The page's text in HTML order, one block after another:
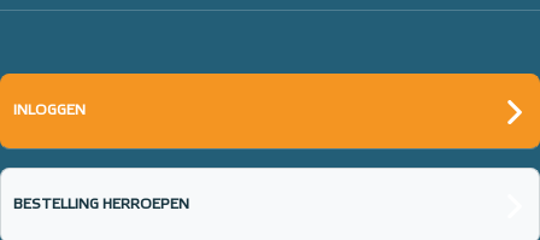
INLOGGEN
BESTELLING HERROEPEN